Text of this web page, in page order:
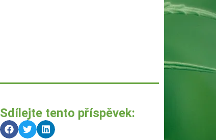
Sdílejte tento příspěvek: